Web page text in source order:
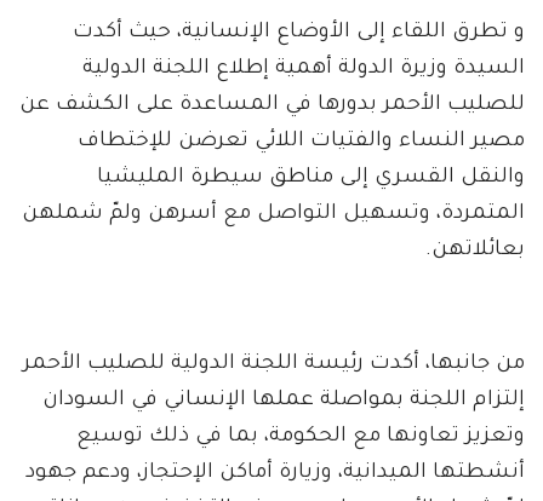
و تطرق اللقاء إلى الأوضاع الإنسانية، حيث أكدت
السيدة وزيرة الدولة أهمية إطلاع اللجنة الدولية
للصليب الأحمر بدورها في المساعدة على الكشف عن
مصير النساء والفتيات اللائي تعرضن للإختطاف
والنقل القسري إلى مناطق سيطرة المليشيا
المتمردة، وتسهيل التواصل مع أسرهن ولمّ شملهن
بعائلاتهن.
من جانبها، أكدت رئيسة اللجنة الدولية للصليب الأحمر
إلتزام اللجنة بمواصلة عملها الإنساني في السودان
وتعزيز تعاونها مع الحكومة، بما في ذلك توسيع
أنشطتها الميدانية، وزيارة أماكن الإحتجاز، ودعم جهود